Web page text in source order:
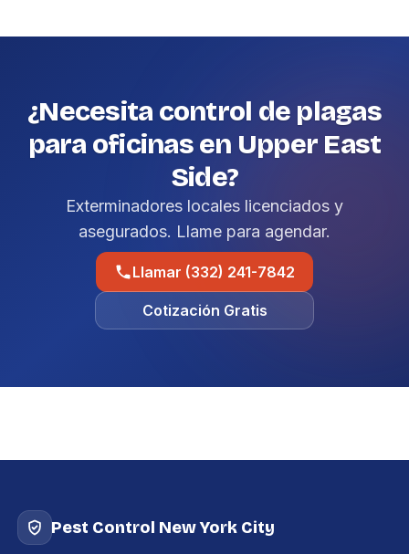
¿Necesita control de plagas
para oficinas en Upper East
Side?
Exterminadores locales licenciados y
asegurados. Llame para agendar.
Llamar (332) 241-7842
Cotización Gratis
Pest Control New York City